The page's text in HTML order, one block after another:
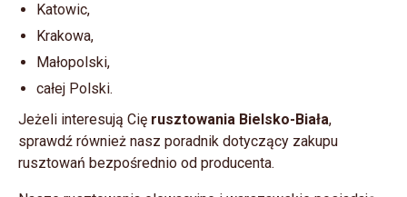
Katowic,
Krakowa,
Małopolski,
całej Polski.
Jeżeli interesują Cię rusztowania Bielsko-Biała,
sprawdź również nasz poradnik dotyczący zakupu
rusztowań bezpośrednio od producenta.